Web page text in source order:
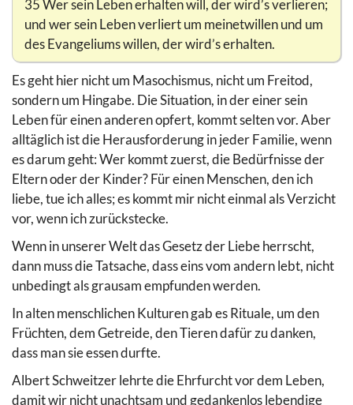
35 Wer sein Leben erhalten will, der wird’s verlieren;
und wer sein Leben verliert um meinetwillen und um
des Evangeliums willen, der wird’s erhalten.
Es geht hier nicht um Masochismus, nicht um Freitod,
sondern um Hingabe. Die Situation, in der einer sein
Leben für einen anderen opfert, kommt selten vor. Aber
alltäglich ist die Herausforderung in jeder Familie, wenn
es darum geht: Wer kommt zuerst, die Bedürfnisse der
Eltern oder der Kinder? Für einen Menschen, den ich
liebe, tue ich alles; es kommt mir nicht einmal als Verzicht
vor, wenn ich zurückstecke.
Wenn in unserer Welt das Gesetz der Liebe herrscht,
dann muss die Tatsache, dass eins vom andern lebt, nicht
unbedingt als grausam empfunden werden.
In alten menschlichen Kulturen gab es Rituale, um den
Früchten, dem Getreide, den Tieren dafür zu danken,
dass man sie essen durfte.
Albert Schweitzer lehrte die Ehrfurcht vor dem Leben,
damit wir nicht unachtsam und gedankenlos lebendige